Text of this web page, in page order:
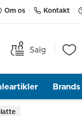
Om os Kontakt
Salg
Brands